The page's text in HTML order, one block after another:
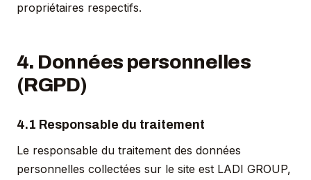
propriétaires respectifs.
4. Données personnelles
(RGPD)
4.1 Responsable du traitement
Le responsable du traitement des données
personnelles collectées sur le site est LADI GROUP,